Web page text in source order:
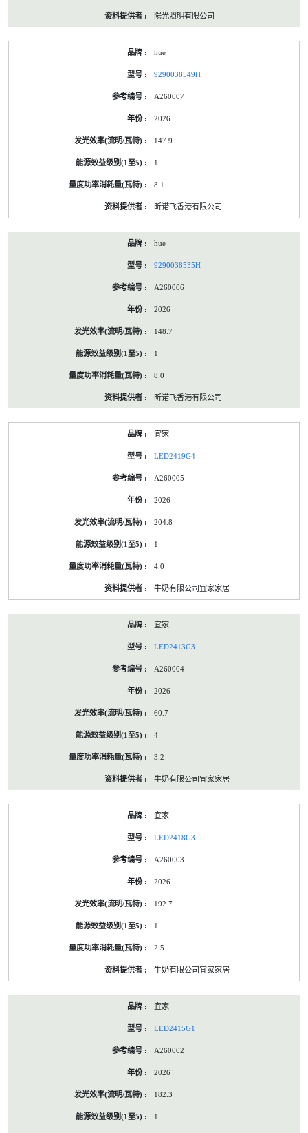
陽光照明有限公司
hue
9290038549H
A260007
2026
147.9
1
8.1
昕诺飞香港有限公司
hue
9290038535H
A260006
2026
148.7
1
8.0
昕诺飞香港有限公司
宜家
LED2419G4
A260005
2026
204.8
1
4.0
牛奶有限公司宜家家居
宜家
LED2413G3
A260004
2026
60.7
4
3.2
牛奶有限公司宜家家居
宜家
LED2418G3
A260003
2026
192.7
1
2.5
牛奶有限公司宜家家居
宜家
LED2415G1
A260002
2026
182.3
1